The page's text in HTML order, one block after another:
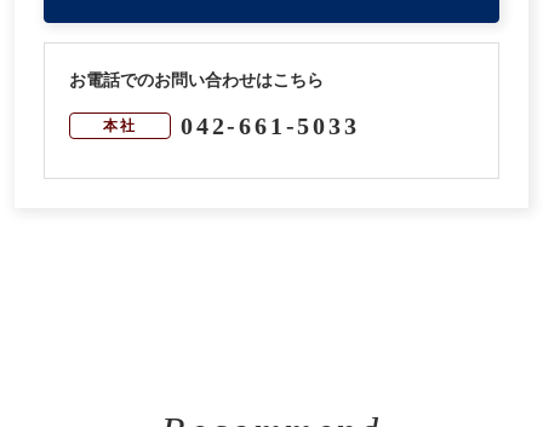
お電話でのお問い合わせはこちら
本社 042-661-5033